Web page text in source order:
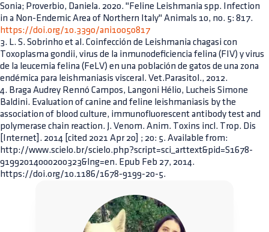
Sonia; Proverbio, Daniela. 2020. "Feline Leishmania spp. Infection
in a Non-Endemic Area of Northern Italy" Animals 10, no. 5: 817.
https://doi.org/10.3390/ani10050817
3. L. S. Sobrinho et al. Coinfección de Leishmania chagasi con
Toxoplasma gondii, virus de la inmunodeficiencia felina (FIV) y virus
de la leucemia felina (FeLV) en una población de gatos de una zona
endémica para leishmaniasis visceral. Vet.Parasitol., 2012.
4. Braga Audrey Rennó Campos, Langoni Hélio, Lucheis Simone
Baldini. Evaluation of canine and feline leishmaniasis by the
association of blood culture, immunofluorescent antibody test and
polymerase chain reaction. J. Venom. Anim. Toxins incl. Trop. Dis
[Internet]. 2014 [cited 2021 Apr 20] ; 20: 5. Available from:
http://www.scielo.br/scielo.php?script=sci_arttext&pid=S1678-
91992014000200323&lng=en. Epub Feb 27, 2014.
https://doi.org/10.1186/1678-9199-20-5.